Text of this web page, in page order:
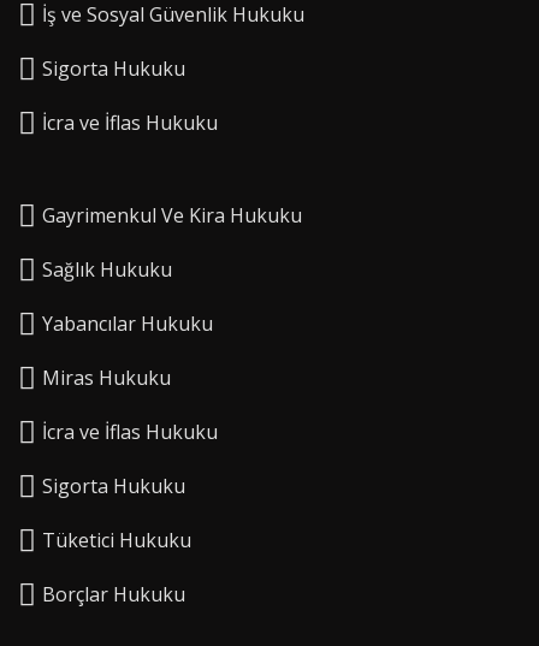
İş ve Sosyal Güvenlik Hukuku
Sigorta Hukuku
⁠İcra ve İflas Hukuku
Gayrimenkul Ve Kira Hukuku
Sağlık Hukuku
Yabancılar Hukuku
Miras Hukuku
⁠İcra ve İflas Hukuku
Sigorta Hukuku
⁠Tüketici Hukuku
⁠Borçlar Hukuku